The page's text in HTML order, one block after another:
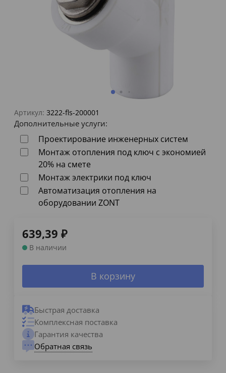
Артикул: 3222-fls-200001
Дополнительные услуги:
Проектирование инженерных систем
Монтаж отопления под ключ с экономией
20% на смете
Монтаж электрики под ключ
Автоматизация отопления на
оборудовании ZONT
639,39 ₽
В наличии
В корзину
Быстрая доставка
Комплексная поставка
Гарантия качества
Обратная связь